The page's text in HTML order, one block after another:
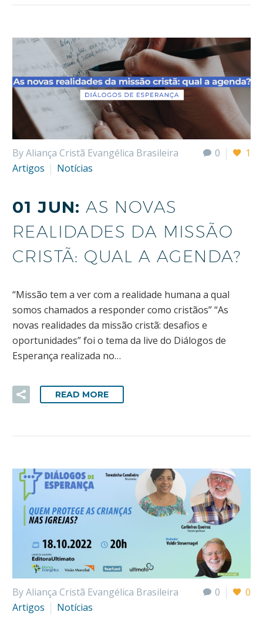
0 1
By Aliança Cristã Evangélica Brasileira
Artigos
Notícias
01 JUN:AS NOVAS
REALIDADES DA MISSÃO
CRISTÃ: QUAL A AGENDA?
“Missão tem a ver com a realidade humana a qual
somos chamados a responder como cristãos” “As
novas realidades da missão cristã: desafios e
oportunidades” foi o tema da live do Diálogos de
Esperança realizada no…
READ MORE
0 0
By Aliança Cristã Evangélica Brasileira
Artigos
Notícias